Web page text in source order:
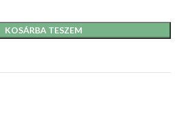
KOSÁRBA TESZEM